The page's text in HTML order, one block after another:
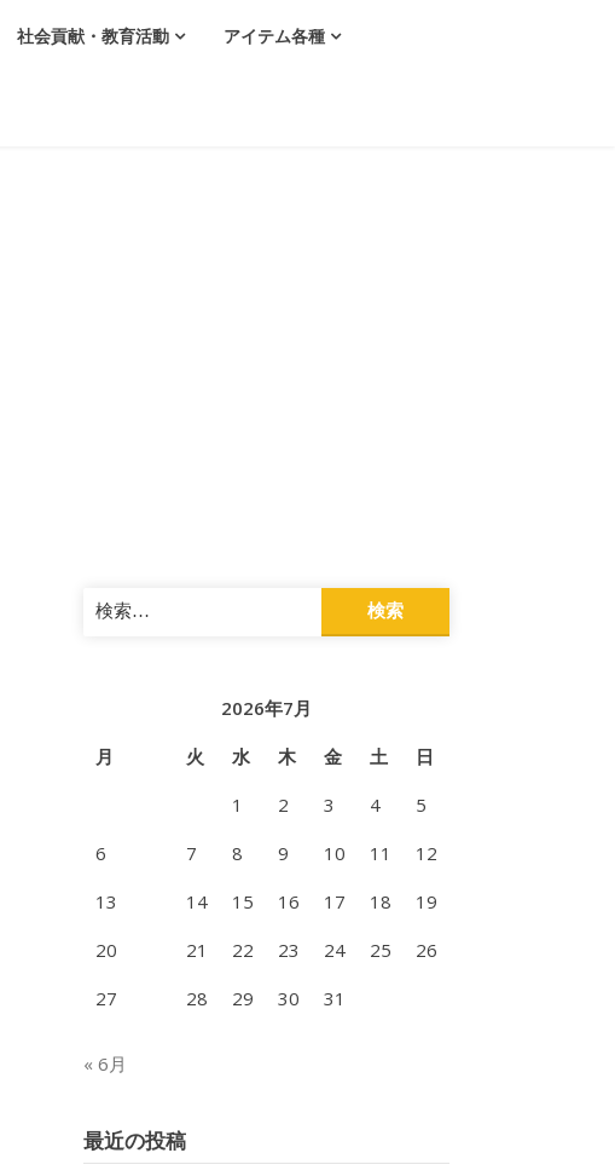
社会貢献・教育活動 アイテム各種
検
索:
2026年7月
月
火 水 木 金 土
日
1
2 3 4
5
6
7 8 9 10 11
12
13
14 15 16 17 18
19
20
21 22 23 24 25
26
27
28 29 30 31
« 6月
最近の投稿